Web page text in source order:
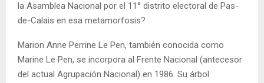
la Asamblea Nacional por el 11° distrito electoral de Pas-
de-Calais en esa metamorfosis?
Marion Anne Perrine Le Pen, también conocida como
Marine Le Pen, se incorpora al Frente Nacional (antecesor
del actual Agrupación Nacional) en 1986. Su árbol